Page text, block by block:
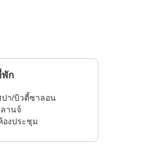
พัก
ปา/บิวตี้ซาลอน
ลานจ์
องประชุม